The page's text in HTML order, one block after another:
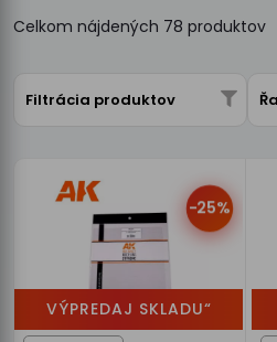
Celkom nájdených 78 produktov
Filtrácia produktov
-25%
VÝPREDAJ SKLADU“